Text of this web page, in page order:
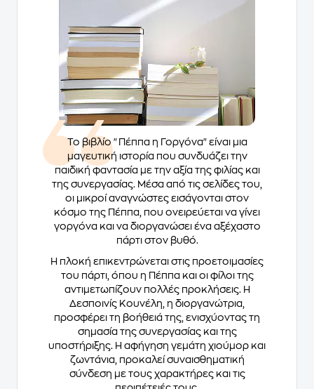
Το βιβλίο "Πέππα η Γοργόνα" είναι μια
μαγευτική ιστορία που συνδυάζει την
παιδική φαντασία με την αξία της φιλίας και
της συνεργασίας. Μέσα από τις σελίδες του,
οι μικροί αναγνώστες εισάγονται στον
κόσμο της Πέππα, που ονειρεύεται να γίνει
γοργόνα και να διοργανώσει ένα αξέχαστο
πάρτι στον βυθό.
Η πλοκή επικεντρώνεται στις προετοιμασίες
του πάρτι, όπου η Πέππα και οι φίλοι της
αντιμετωπίζουν πολλές προκλήσεις. Η
Δεσποινίς Κουνέλη, η διοργανώτρια,
προσφέρει τη βοήθειά της, ενισχύοντας τη
σημασία της συνεργασίας και της
υποστήριξης. Η αφήγηση γεμάτη χιούμορ και
ζωντάνια, προκαλεί συναισθηματική
σύνδεση με τους χαρακτήρες και τις